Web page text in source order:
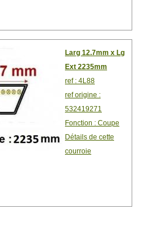
Larg 12.7mm x Lg
Ext 2235mm
ref : 4L88
ref origine :
532419271
Fonction : Coupe
Détails de cette
courroie